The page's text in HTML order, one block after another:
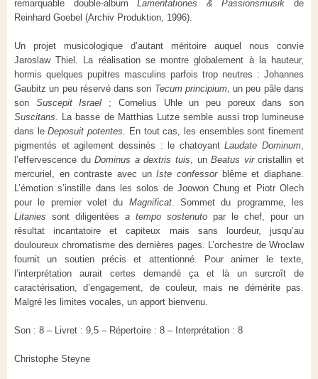
remarquable double-albumLamentationes & Passionsmusik de
Reinhard Goebel (Archiv Produktion, 1996).
Un projet musicologique d’autant méritoire auquel nous convie
Jaroslaw Thiel. La réalisation se montre globalement à la hauteur,
hormis quelques pupitres masculins parfois trop neutres : Johannes
Gaubitz un peu réservé dans son Tecum principium, un peu pâle dans
son Suscepit Israel ; Cornelius Uhle un peu poreux dans son
Suscitans . La basse de Matthias Lutze semble aussi trop lumineuse
dans leDeposuit potentes . En tout cas, les ensembles sont finement
pigmentés et agilement dessinés : le chatoyantLaudate Dominum
l’effervescence duDominus a dextris tuis , unBeatus vircristallin et
mercuriel, en contraste avec unIste confessorblême et diaphane.
L’émotion s’instille dans les solos de Joowon Chung et Piotr Olech
pour le premier volet du Magnificat. Sommet du programme, les
Litanies sont diligentées a tempo sostenuto par le chef, pour un
résultat incantatoire et capiteux mais sans lourdeur, jusqu’au
douloureux chromatisme des dernières pages. L’orchestre de Wroclaw
fournit un soutien précis et attentionné. Pour animer le texte,
l’interprétation aurait certes demandé ça et là un surcroît de
caractérisation, d’engagement, de couleur, mais ne démérite pas.
Malgré les limites vocales, un apport bienvenu.
Son : 8 – Livret : 9,5 – Répertoire : 8 – Interprétation : 8
Christophe Steyne